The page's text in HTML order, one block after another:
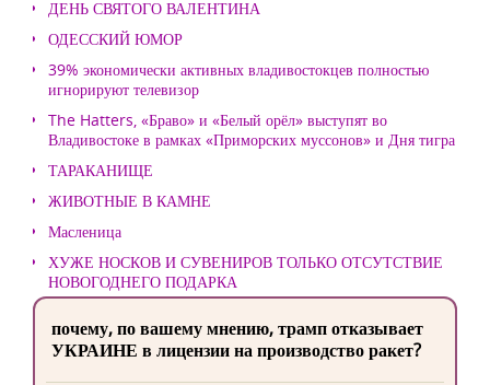
ДЕНЬ СВЯТОГО ВАЛЕНТИНА
ОДЕССКИЙ ЮМОР
39% экономически активных владивостокцев полностью
игнорируют телевизор
The Hatters, «Браво» и «Белый орёл» выступят во
Владивостоке в рамках «Приморских муссонов» и Дня тигра
ТАРАКАНИЩЕ
ЖИВОТНЫЕ В КАМНЕ
Масленица
ХУЖЕ НОСКОВ И СУВЕНИРОВ ТОЛЬКО ОТСУТСТВИЕ
НОВОГОДНЕГО ПОДАРКА
почему, по вашему мнению, трамп отказывает
УКРАИНЕ в лицензии на производство ракет?